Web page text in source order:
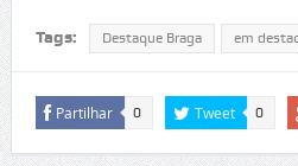
Tags: Destaque Braga em
Partilhar 0 Tweet 0